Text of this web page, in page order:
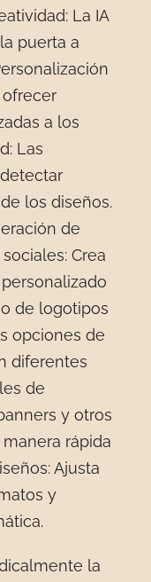
La IA
puerta a
ofrecer
a los
Las
los diseños.
de
Crea
de logotipos
opciones de
diferentes
de
y otros
rápida
Ajusta
y
la